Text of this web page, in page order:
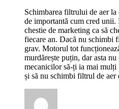
Schimbarea filtrului de aer la
de importantă cum cred unii.
chestie de marketing ca să
fiecare an. Dacă nu schimbi
grav. Motorul tot
murdărește puțin, dar asta
mecanicilor să-ți ia mai mulți
și să nu schimbi filtrul de aer